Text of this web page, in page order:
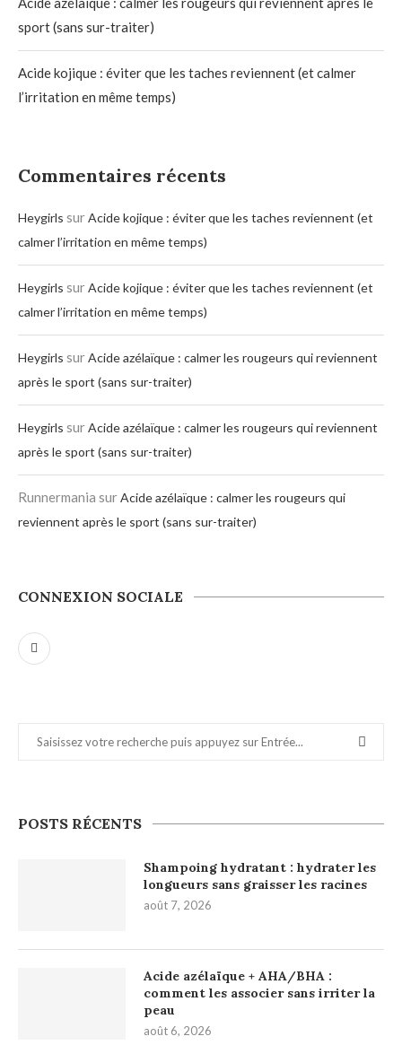
sport (sans sur-traiter)
Acide kojique : éviter que les taches reviennent (et calmer
l’irritation en même temps)
Commentaires récents
Heygirls surAcide kojique : éviter que les taches reviennent (et
calmer l’irritation en même temps)
Heygirls surAcide kojique : éviter que les taches reviennent (et
calmer l’irritation en même temps)
Heygirls surAcide azélaïque : calmer les rougeurs qui reviennent
après le sport (sans sur-traiter)
Heygirls surAcide azélaïque : calmer les rougeurs qui reviennent
après le sport (sans sur-traiter)
Runnermania surAcide azélaïque : calmer les rougeurs qui
reviennent après le sport (sans sur-traiter)
CONNEXION SOCIALE
POSTS RÉCENTS
Shampoing hydratant : hydrater les
longueurs sans graisser les racines
août 7, 2026
Acide azélaïque + AHA/BHA :
comment les associer sans irriter la
peau
août 6, 2026